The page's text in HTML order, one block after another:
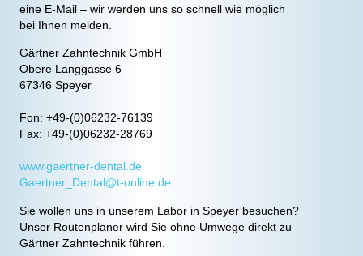
eine E-Mail – wir werden uns so schnell wie möglich
bei Ihnen melden.
Gärtner Zahntechnik GmbH
Obere Langgasse 6
67346 Speyer
Fon: +49-(0)06232-76139
Fax: +49-(0)06232-28769
www.gaertner-dental.de
Gaertner_Dental@t-online.de
Sie wollen uns in unserem Labor in Speyer besuchen?
Unser Routenplaner wird Sie ohne Umwege direkt zu
Gärtner Zahntechnik führen.